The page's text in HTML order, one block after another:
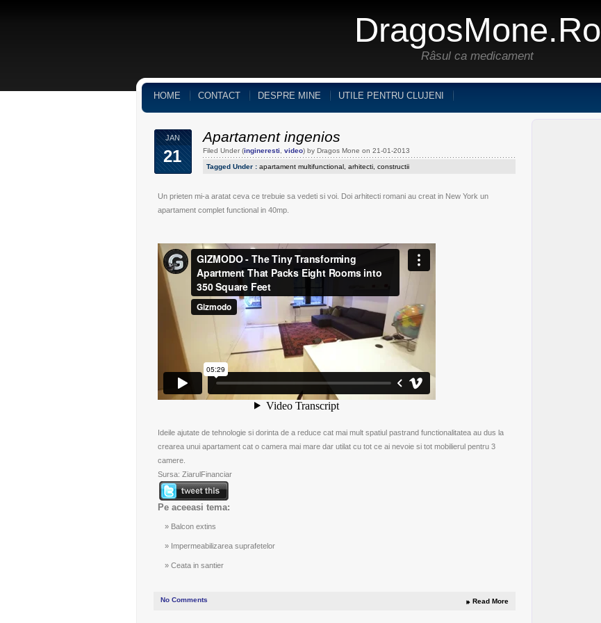
DragosMone.ro
Râsul ca medicament
HOME CONTACT DESPRE MINE UTILE PENTRU CLUJENI
JAN
21
Apartament ingenios
Filed Under (ingineresti video) by Dragos Mone on 21-01-2013
Tagged Under : apartament multifunctional, arhitecti, constructii
Un prieten mi-a aratat ceva ce trebuie sa vedeti si voi. Doi arhitecti romani au creat in New York un
apartament complet functional in 40mp.
Ideile ajutate de tehnologie si dorinta de a reduce cat mai mult spatiul pastrand functionalitatea au dus la
crearea unui apartament cat o camera mai mare dar utilat cu tot ce ai nevoie si tot mobilierul pentru 3
camere.
Sursa: ZiarulFinanciar
Pe aceeasi tema:
Balcon extins
Impermeabilizarea suprafetelor
Ceata in santier
No Comments Read More